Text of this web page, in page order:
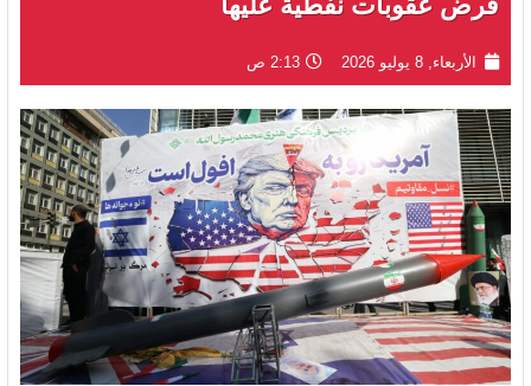
الأربعاء, 8 يوليو 2026 2:13 ص